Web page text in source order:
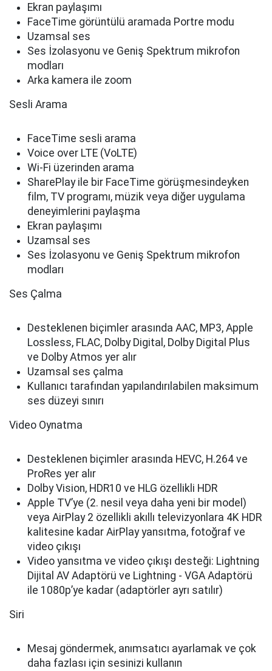
Ekran paylaşımı
FaceTime görüntülü aramada Portre modu
Uzamsal ses
Ses İzolasyonu ve Geniş Spektrum mikrofon
modları
Arka kamera ile zoom
Sesli Arama
FaceTime sesli arama
Voice over LTE (VoLTE)
Wi-Fi üzerinden arama
SharePlay ile bir FaceTime görüşmesindeyken
film, TV programı, müzik veya diğer uygulama
deneyimlerini paylaşma
Ekran paylaşımı
Uzamsal ses
Ses İzolasyonu ve Geniş Spektrum mikrofon
modları
Ses Çalma
Desteklenen biçimler arasında AAC, MP3, Apple
Lossless, FLAC, Dolby Digital, Dolby Digital Plus
ve Dolby Atmos yer alır
Uzamsal ses çalma
Kullanıcı tarafından yapılandırılabilen maksimum
ses düzeyi sınırı
Video Oynatma
Desteklenen biçimler arasında HEVC, H.264 ve
ProRes yer alır
Dolby Vision, HDR10 ve HLG özellikli HDR
Apple TV’ye (2. nesil veya daha yeni bir model)
veya AirPlay 2 özellikli akıllı televizyonlara 4K HDR
kalitesine kadar AirPlay yansıtma, fotoğraf ve
video çıkışı
Video yansıtma ve video çıkışı desteği: Lightning
Dijital AV Adaptörü ve Lightning - VGA Adaptörü
ile 1080p’ye kadar (adaptörler ayrı satılır)
Siri
Mesaj göndermek, anımsatıcı ayarlamak ve çok
daha fazlası için sesinizi kullanın